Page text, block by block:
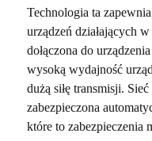
Technologia ta
urządzeń działających
dołączona do
wysoką wydajność
dużą siłę transmisji.
zabezpieczona
które to zabezpieczenia